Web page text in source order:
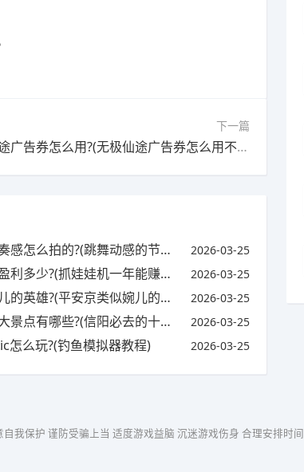
下一篇
下一篇：无极仙途广告券怎么用?(无极仙途广告券怎么用不了)
拍的?(跳舞动感的节奏感怎么拍的视频) 2026-03-25
多少?(抓娃娃机一年能赚多少钱) 2026-03-25
雄?(平安京类似婉儿的英雄名字) 2026-03-25
哪些?(信阳必去的十大景点有哪些地方) 2026-03-25
怎么玩?(钓鱼模拟器教程) 2026-03-25
我保护 谨防受骗上当 适度游戏益脑 沉迷游戏伤身 合理安排时间